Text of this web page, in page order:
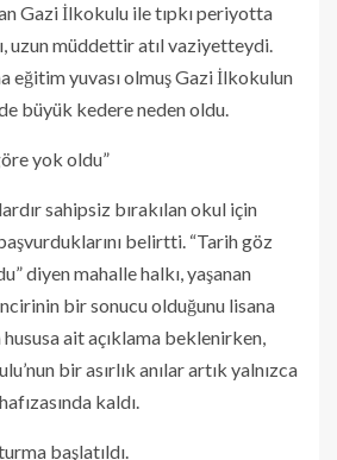
Gazi İlkokulu ile tıpkı periyotta
uzun müddettir atıl vaziyetteydi.
eğitim yuvası olmuş Gazi İlkokulun
büyük kedere neden oldu.
yok oldu”
sahipsiz bırakılan okul için
belirtti. “Tarih göz
diyen mahalle halkı, yaşanan
bir sonucu olduğunu lisana
ait açıklama beklenirken,
bir asırlık anılar artık yalnızca
kaldı.
başlatıldı.